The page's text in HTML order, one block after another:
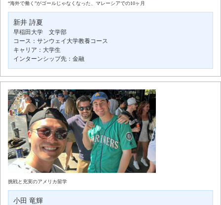
“海外で働く”がゴールじゃなくなった、マレーシアでの10ヶ月
新井 詩夏
早稲田大学 文学部
コース：サンウェイ大学教養コース
キャリア：大学生
インターンシップ先：金融
挑戦と充実のアメリカ留学
小田 竜輝